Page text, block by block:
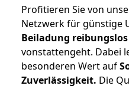
Profitieren Sie von
Netzwerk für günstige
Beiladung
vonstattengeht. Dabei
besonderen Wert auf
Zuverlässigkeit. Die